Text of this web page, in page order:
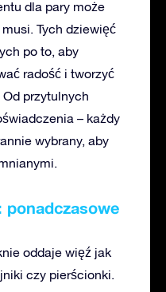
dla pary może
Tych dziewięć
po to, aby
radość i tworzyć
przytulnych
– każdy
wybrany, aby
ponadczasowe
oddaje więź jak
czy pierścionki.